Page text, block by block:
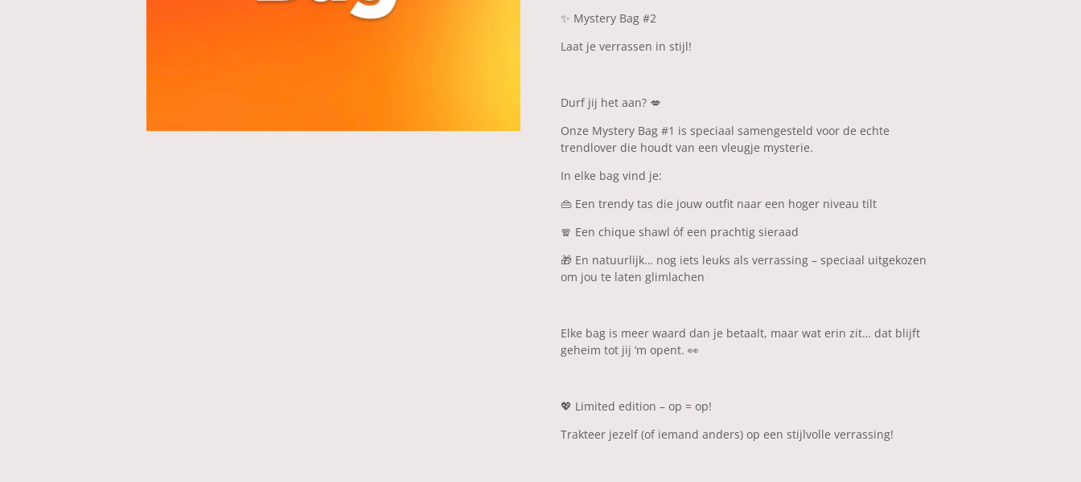
✨ Mystery Bag #2
Laat je verrassen in stijl!
Durf jij het aan? 💋
Onze Mystery Bag #1 is speciaal samengesteld voor de echte
trendlover die houdt van een vleugje mysterie.
In elke bag vind je:
👜 Een trendy tas die jouw outfit naar een hoger niveau tilt
🧣 Een chique shawl óf een prachtig sieraad
🎁 En natuurlijk… nog iets leuks als verrassing – speciaal uitgekozen
om jou te laten glimlachen
Elke bag is meer waard dan je betaalt, maar wat erin zit… dat blijft
geheim tot jij ‘m opent. 👀
💖 Limited edition – op = op!
Trakteer jezelf (of iemand anders) op een stijlvolle verrassing!